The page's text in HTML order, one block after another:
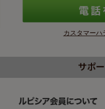
カスタマーハ